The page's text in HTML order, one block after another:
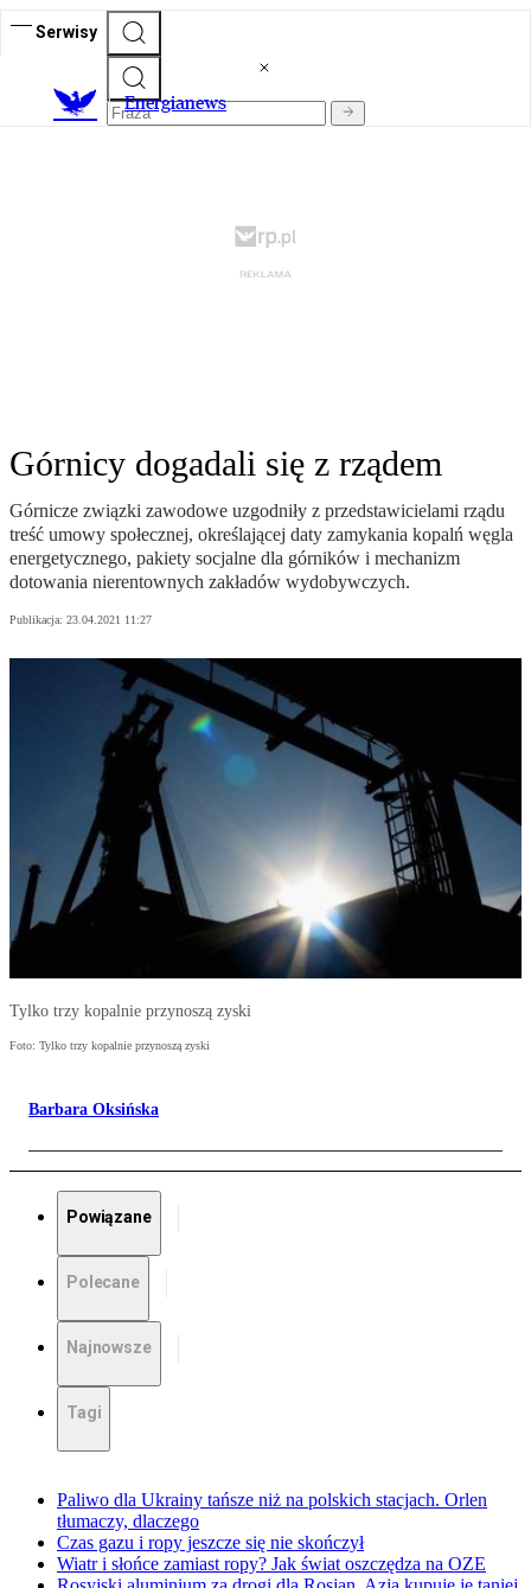
Serwisy
Energianews
Górnicy dogadali się z rządem
Górnicze związki zawodowe uzgodniły z przedstawicielami rządu
treść umowy społecznej, określającej daty zamykania kopalń węgla
energetycznego, pakiety socjalne dla górników i mechanizm
dotowania nierentownych zakładów wydobywczych.
Publikacja: 23.04.2021 11:27
Tylko trzy kopalnie przynoszą zyski
Foto: Tylko trzy kopalnie przynoszą zyski
Barbara Oksińska
Powiązane
Polecane
Najnowsze
Tagi
Paliwo dla Ukrainy tańsze niż na polskich stacjach. Orlen
tłumaczy, dlaczego
Czas gazu i ropy jeszcze się nie skończył
Wiatr i słońce zamiast ropy? Jak świat oszczędza na OZE